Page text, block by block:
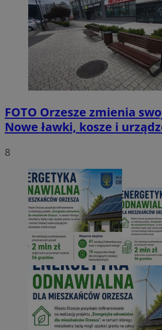
FOTO Orzesze zmienia
Nowe ławki, kosze i
8